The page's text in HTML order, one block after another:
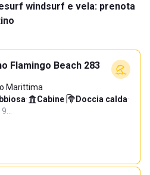
windsurf e vela: prenota
Flamingo Beach 283
Marittima
· Cabine· Doccia calda·